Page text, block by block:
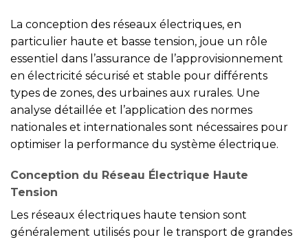
La conception des réseaux électriques, en
particulier haute et basse tension, joue un rôle
essentiel dans l’assurance de l’approvisionnement
en électricité sécurisé et stable pour différents
types de zones, des urbaines aux rurales. Une
analyse détaillée et l’application des normes
nationales et internationales sont nécessaires pour
optimiser la performance du système électrique.
Conception du Réseau Électrique Haute
Tension
Les réseaux électriques haute tension sont
généralement utilisés pour le transport de grandes